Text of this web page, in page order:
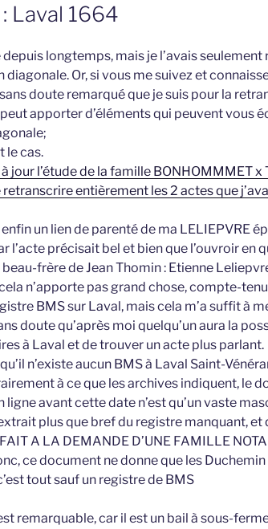
Laval 1664
depuis longtemps, mais je l’avais seulement
diagonale. Or, si vous me suivez et
doute remarqué que je suis pour la
apporter d’éléments qui peuvent vous
le cas.
jour l’étude de la famille BONHOMMMET x
retranscrire entièrement les 2 actes que
un lien de parenté de ma LELIEPVRE
l’acte précisait bel et bien que l’ouvroir en
frère de Jean Thomin : Etienne
n’apporte pas grand chose, compte-
BMS sur Laval, mais cela m’a suffit à
doute qu’après moi quelqu’un aura la
à Laval et de trouver un acte plus parlant.
n’existe aucun BMS à Laval Saint-
à ce que les archives indiquent, le
ligne avant cette date n’est qu’un vaste
plus que bref du registre manquant, et
A LA DEMANDE D’UNE FAMILLE
ce document ne donne que les
tout sauf un registre de BMS
remarquable, car il est un bail à sous-